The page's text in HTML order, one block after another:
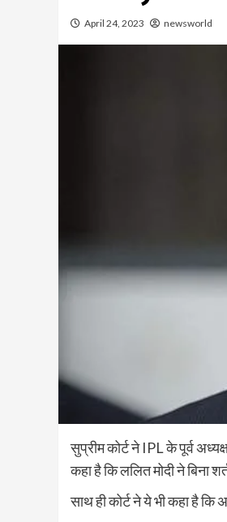
April 24, 2023 newsworld
सुप्रीम कोर्ट ने IPL के पूर्व
कहा है कि ललित मोदी ने बिना
साथ ही कोर्ट ने ये भी कहा है